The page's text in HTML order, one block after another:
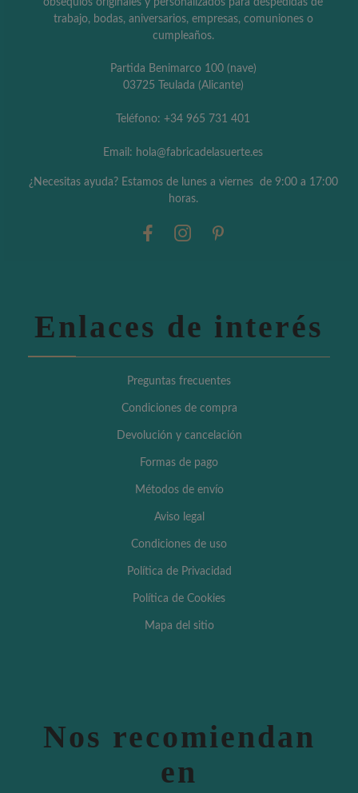
obsequios originales y personalizados para despedidas de
trabajo, bodas, aniversarios, empresas, comuniones o
cumpleaños.
Partida Benimarco 100 (nave)
03725 Teulada (Alicante)
Teléfono: +34 965 731 401
Email: hola@fabricadelasuerte.es
¿Necesitas ayuda? Estamos de lunes a viernes de 9:00 a 17:00
horas.
Enlaces de interés
Preguntas frecuentes
Condiciones de compra
Devolución y cancelación
Formas de pago
Métodos de envío
Aviso legal
Condiciones de uso
Política de Privacidad
Política de Cookies
Mapa del sitio
Nos recomiendan
en